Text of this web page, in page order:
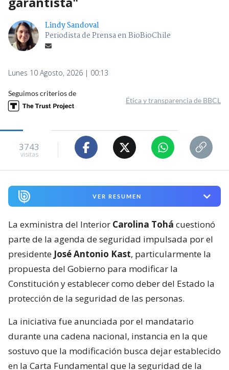
Lindy Sandoval
Periodista de Prensa en BioBioChile
Lunes 10 Agosto, 2026 | 00:13
Seguimos criterios de
Ética y transparencia de BBCL
3743
visitas
VER RESUMEN
La exministra del Interior Carolina Tohá cuestionó
parte de la agenda de seguridad impulsada por el
presidente José Antonio Kast, particularmente la
propuesta del Gobierno para modificar la
Constitución y establecer como deber del Estado la
protección de la seguridad de las personas.
La iniciativa fue anunciada por el mandatario
durante una cadena nacional, instancia en la que
sostuvo que la modificación busca dejar establecido
en la Carta Fundamental que la seguridad de la